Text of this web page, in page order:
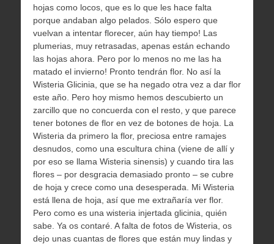
hojas como locos, que es lo que les hace falta
porque andaban algo pelados. Sólo espero que
vuelvan a intentar florecer, aún hay tiempo! Las
plumerias, muy retrasadas, apenas están echando
las hojas ahora. Pero por lo menos no me las ha
matado el invierno! Pronto tendrán flor. No así la
Wisteria Glicinia, que se ha negado otra vez a dar flor
este año. Pero hoy mismo hemos descubierto un
zarcillo que no concuerda con el resto, y que parece
tener botones de flor en vez de botones de hoja. La
Wisteria da primero la flor, preciosa entre ramajes
desnudos, como una escultura china (viene de allí y
por eso se llama Wisteria sinensis) y cuando tira las
flores – por desgracia demasiado pronto – se cubre
de hoja y crece como una desesperada. Mi Wisteria
está llena de hoja, así que me extrañaría ver flor.
Pero como es una wisteria injertada glicinia, quién
sabe. Ya os contaré. A falta de fotos de Wisteria, os
dejo unas cuantas de flores que están muy lindas y